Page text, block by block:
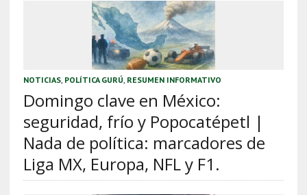
NOTICIAS, POLÍTICA GURÚ RESUMEN INFORMATIVO
Domingo clave en México:
seguridad, frío y Popocatépetl |
Nada de política: marcadores de
Liga MX, Europa, NFL y F1.